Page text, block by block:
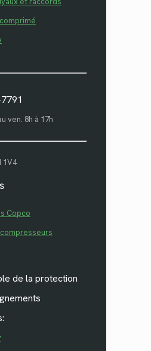
ven. 8h à 17h
1V4
Copco
de la protection